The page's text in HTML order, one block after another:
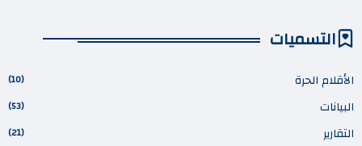
التسميات
الأقلام الحرة (10)
البيانات (53)
التقارير (21)